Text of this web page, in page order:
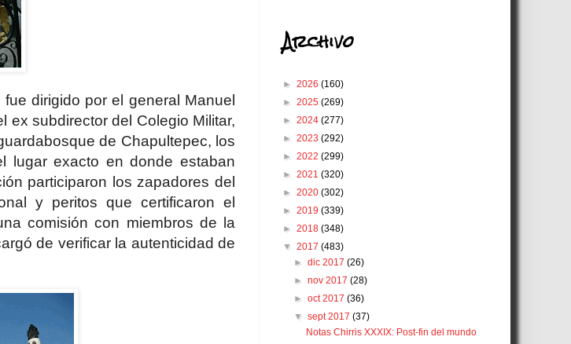
dirigido por el general Manuel
ex subdirector del Colegio Militar,
de Chapultepec, los
lugar exacto en donde estaban
participaron los zapadores del
y peritos que certificaron el
comisión con miembros de la
de verificar la autenticidad de
Archivo
► 2026 (160)
► 2025 (269)
► 2024 (277)
► 2023 (292)
► 2022 (299)
► 2021 (320)
► 2020 (302)
► 2019 (339)
► 2018 (348)
▼ 2017 (483)
►dic 2017(26)
►nov 2017(28)
►oct 2017(36)
▼sept 2017(37)
Notas Chirris XXXIX: Post-fin del mundo